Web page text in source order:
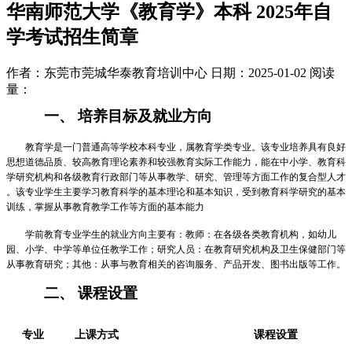
华南师范大学《教育学》本科 2025年自
学考试招生简章
作者：东莞市莞城华泰教育培训中心 日期：2025-01-02 阅读
量：
一、培养目标及就业方向
教育学是一门普通高等学校本科专业，属教育学类专业。该专业培养具有良好
思想道德品质、较高教育理论素养和较强教育实际工作能力，能在中小学、教育科
学研究机构和各级教育行政部门等从事教学、研究、管理等方面工作的复合型人才
。该专业学生主要学习教育科学的基本理论和基本知识，受到教育科学研究的基本
训练，掌握从事教育教学工作等方面的基本能力
学前教育专业学生的就业方向主要有：教师：在各级各类教育机构，如幼儿
园、小学、中学等单位任教学工作；研究人员：在教育研究机构及卫生保健部门等
从事教育研究；其他：从事与教育相关的咨询服务、产品开发、图书出版等工作。
二、 课程设置
专业 上课方式 课程设置